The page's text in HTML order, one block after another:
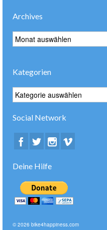
Archives
Archives
Kategorien
Kategorien
Social Network
Deine Hilfe
© 2026 bike4happiness.com